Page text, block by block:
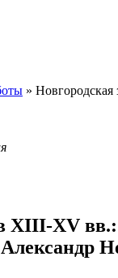
» Новгородская
XIII-XV